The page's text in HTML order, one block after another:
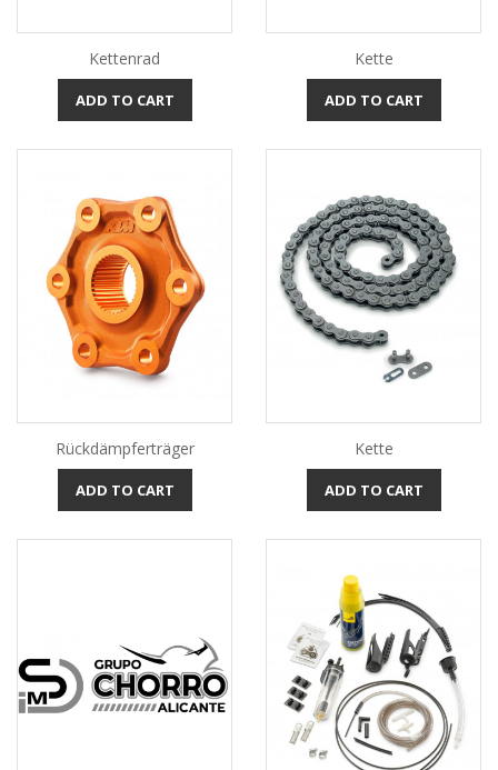
Kettenrad
ADD TO CART
Kette
ADD TO CART
Rückdämpferträger
ADD TO CART
Kette
ADD TO CART